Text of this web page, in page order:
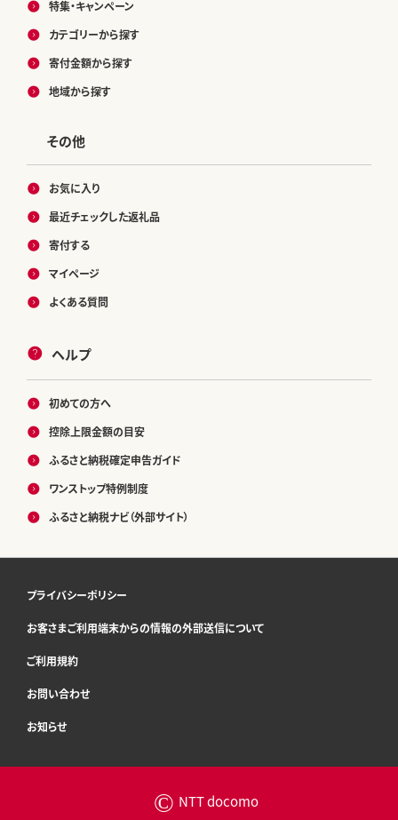
特集・キャンペーン
カテゴリーから探す
寄付金額から探す
地域から探す
その他
お気に入り
最近チェックした返礼品
寄付する
マイページ
よくある質問
ヘルプ
初めての方へ
控除上限金額の目安
ふるさと納税確定申告ガイド
ワンストップ特例制度
ふるさと納税ナビ（外部サイト）
プライバシーポリシー
お客さまご利用端末からの情報の外部送信について
ご利用規約
お問い合わせ
お知らせ
© NTT docomo